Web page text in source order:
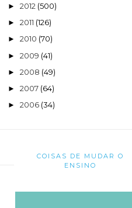
► 2012 (500)
► 2011 (126)
► 2010 (70)
► 2009 (41)
► 2008 (49)
► 2007 (64)
► 2006 (34)
COISAS DE MUDAR O
ENSINO